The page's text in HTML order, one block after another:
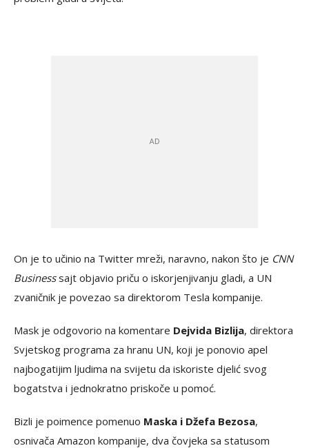
On je to učinio na Twitter mreži, naravno, nakon što je CNN
Businesssajt objavio priču o iskorjenjivanju gladi, a UN
zvaničnik je povezao sa direktorom Tesla kompanije.
Mask je odgovorio na komentare Dejvida Bizlija, direktora
Svjetskog programa za hranu UN, koji je ponovio apel
najbogatijim ljudima na svijetu da iskoriste djelić svog
bogatstva i jednokratno priskoče u pomoć.
Bizli je poimence pomenuo Maska i Džefa Bezosa,
osnivača Amazon kompanije, dva čovjeka sa statusom